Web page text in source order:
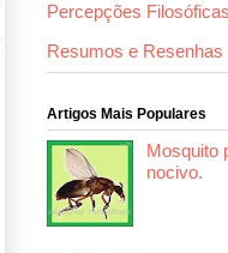
Percepções Filosóficas
Resumos e Resenhas
Artigos Mais Populares
Mosquito
nocivo.